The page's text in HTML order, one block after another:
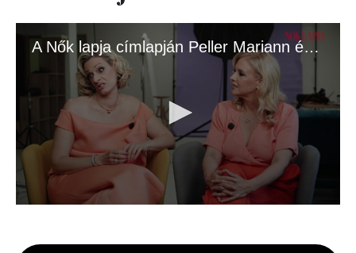
A Nők lapja címlapján Peller Mariann és Anna!